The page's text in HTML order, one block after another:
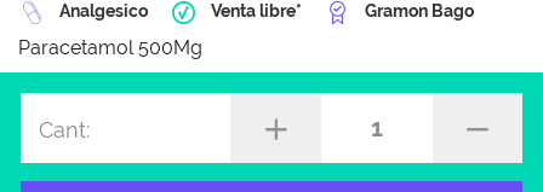
Analgesico
Venta libre* Gramon Bago
Paracetamol 500Mg
Cant: 1